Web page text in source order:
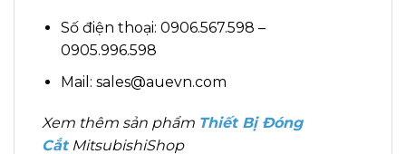
Số điện thoại: 0906.567.598 –
0905.996.598
Mail: sales@auevn.com
Xem thêm sản phẩm Thiết Bị Đóng
CắtMitsubishiShop